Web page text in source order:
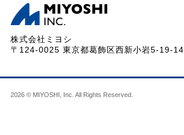
株式会社ミヨシ
〒124-0025 東京都葛飾区西新小岩5-19-14
2026 © MIYOSHI, Inc. All Rights Reserved.